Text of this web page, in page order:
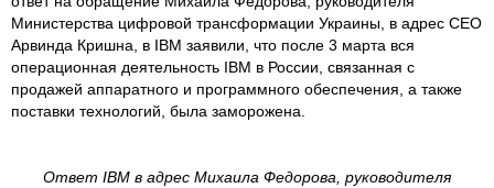
Министерства цифровой трансформации Украины, в адрес CEO
Арвинда Кришна, в IBM заявили, что после 3 марта вся
операционная деятельность IBM в России, связанная с
продажей аппаратного и программного обеспечения, а также
поставки технологий, была заморожена.
Ответ IBM в адрес Михаила Федорова, руководителя